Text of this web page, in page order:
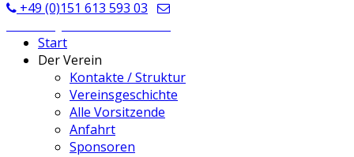
+49 (0)151 613 593 03
Start
Der Verein
Kontakte / Struktur
Vereinsgeschichte
Alle Vorsitzende
Anfahrt
Sponsoren